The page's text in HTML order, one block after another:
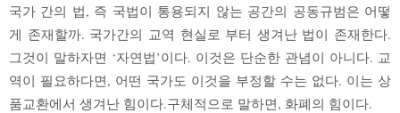
국가 간의 법, 즉 국법이 통용되지 않는 공간의 공동규범은 어떻
게 존재할까. 국가간의 교역 현실로 부터 생겨난 법이 존재한다.
그것이 말하자면 ‘자연법’이다. 이것은 단순한 관념이 아니다. 교
역이 필요하다면, 어떤 국가도 이것을 부정할 수는 없다. 이는 상
품교환에서 생겨난 힘이다.구체적으로 말하면, 화폐의 힘이다.